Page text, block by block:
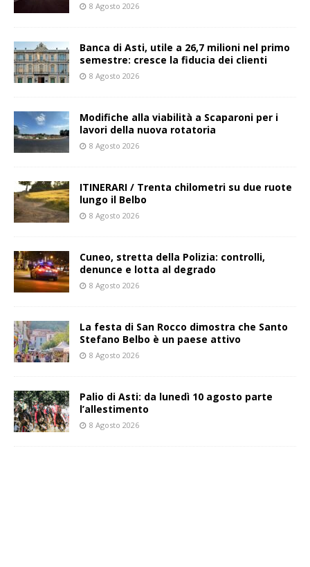
8 Agosto 2026
Banca di Asti, utile a 26,7 milioni nel primo
semestre: cresce la fiducia dei clienti
8 Agosto 2026
Modifiche alla viabilità a Scaparoni per i
lavori della nuova rotatoria
8 Agosto 2026
ITINERARI / Trenta chilometri su due ruote
lungo il Belbo
8 Agosto 2026
Cuneo, stretta della Polizia: controlli,
denunce e lotta al degrado
8 Agosto 2026
La festa di San Rocco dimostra che Santo
Stefano Belbo è un paese attivo
8 Agosto 2026
Palio di Asti: da lunedì 10 agosto parte
l’allestimento
8 Agosto 2026